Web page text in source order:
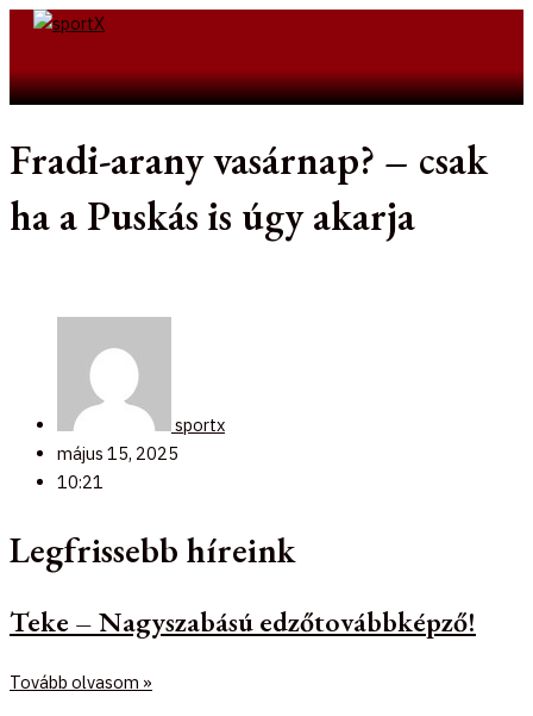
Skip
Fradi-arany vasárnap? – csak
ha a Puskás is úgy akarja
sportx
május 15, 2025
10:21
Legfrissebb híreink
Teke – Nagyszabású edzőtovábbképző!
Tovább olvasom »